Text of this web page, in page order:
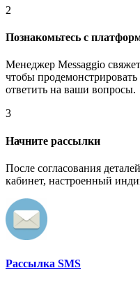
2
Познакомьтесь с
Менеджер Messaggio
чтобы
ответить на ваши вопросы.
3
Начните рассылки
После согласования
кабинет, настроенный
Рассылка SMS